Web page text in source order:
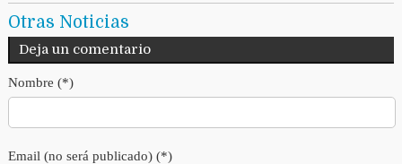
Otras Noticias
Deja un comentario
Nombre (*)
Email (no será publicado) (*)